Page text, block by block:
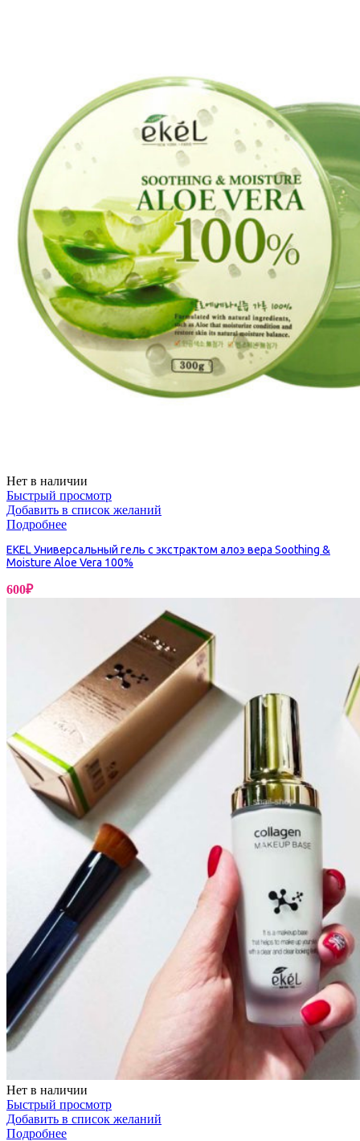
Нет в наличии
Быстрый просмотр
Добавить в список желаний
Подробнее
EKEL Универсальный гель с экстрактом алоэ вера Soothing &
Moisture Aloe Vera 100%
600₽
Нет в наличии
Быстрый просмотр
Добавить в список желаний
Подробнее